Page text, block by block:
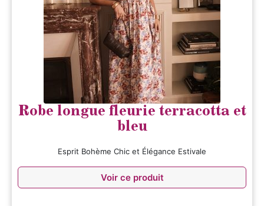
Robe longue fleurie terracotta et
bleu
Esprit Bohème Chic et Élégance Estivale
Voir ce produit